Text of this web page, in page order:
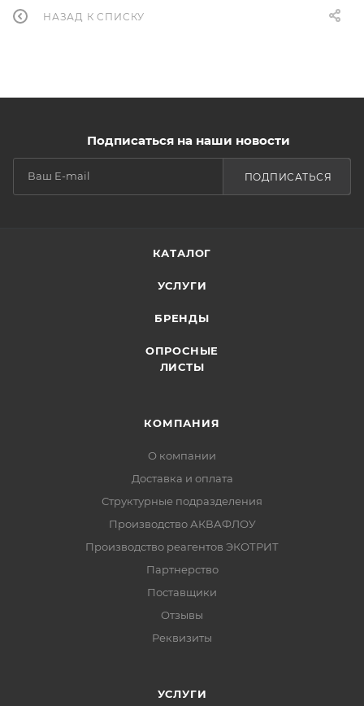
НАЗАД К СПИСКУ
Подписаться на наши новости
ПОДПИСАТЬСЯ
КАТАЛОГ
УСЛУГИ
БРЕНДЫ
ОПРОСНЫЕ
ЛИСТЫ
КОМПАНИЯ
О компании
Доставка и оплата
Структурные подразделения
Производство АКВАФЛОУ
Производство реагентов ЭКОТРИТ
Партнерство
Поставщики
Отзывы
Реквизиты
УСЛУГИ